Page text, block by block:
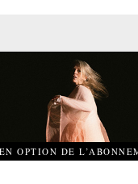
EN OPTION DE